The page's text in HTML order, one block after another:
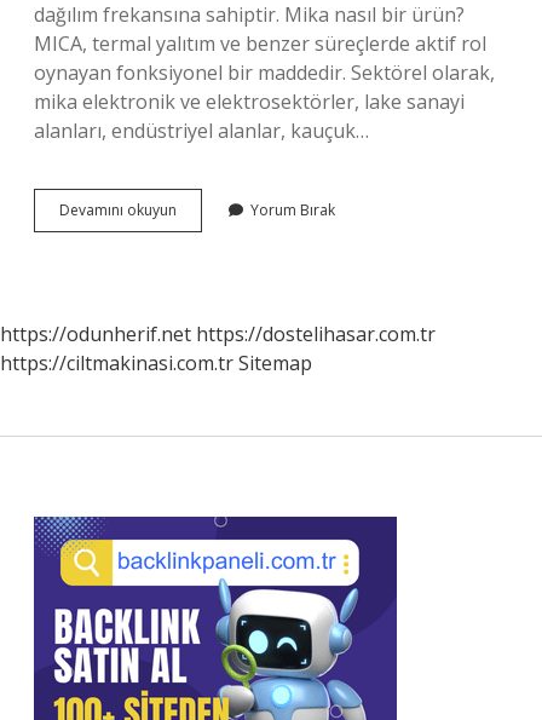
dağılım frekansına sahiptir. Mika nasıl bir ürün?
MICA, termal yalıtım ve benzer süreçlerde aktif rol
oynayan fonksiyonel bir maddedir. Sektörel olarak,
mika elektronik ve elektrosektörler, lake sanayi
alanları, endüstriyel alanlar, kauçuk…
Devamını okuyun
Kaygan
Yorum Bırak
https://odunherif.net https://dostelihasar.com.tr
https://ciltmakinasi.com.trSitemap
Sidebar